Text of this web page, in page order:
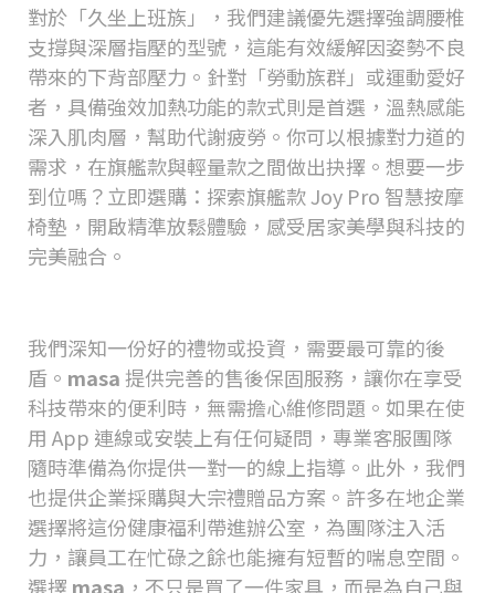
對於「久坐上班族」，我們建議優先選擇強調腰椎
支撐與深層指壓的型號，這能有效緩解因姿勢不良
帶來的下背部壓力。針對「勞動族群」或運動愛好
者，具備強效加熱功能的款式則是首選，溫熱感能
深入肌肉層，幫助代謝疲勞。你可以根據對力道的
需求，在旗艦款與輕量款之間做出抉擇。想要一步
到位嗎？立即選購：探索旗艦款 Joy Pro 智慧按摩
椅墊，開啟精準放鬆體驗 ，感受居家美學與科技的
完美融合。
我們深知一份好的禮物或投資，需要最可靠的後
盾。 masa提供完善的售後保固服務，讓你在享受
科技帶來的便利時，無需擔心維修問題。如果在使
用 App 連線或安裝上有任何疑問，專業客服團隊
隨時準備為你提供一對一的線上指導。此外，我們
也提供企業採購與大宗禮贈品方案。許多在地企業
選擇將這份健康福利帶進辦公室，為團隊注入活
力，讓員工在忙碌之餘也能擁有短暫的喘息空間。
選擇 masa ，不只是買了一件家具，而是為自己與